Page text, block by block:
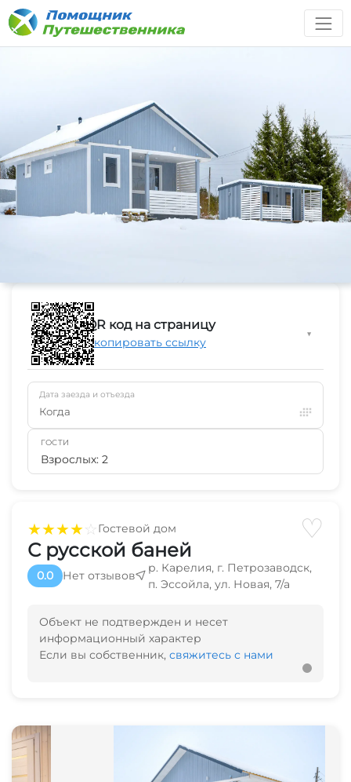
★★★★☆Гостевой дом ♡
С русской баней
0.0 Нет отзывов
р. Карелия, г. Петрозаводск,
п. Эссойла, ул. Новая, 7/а
Объект не подтвержден и несет
информационный характер
Если вы собственник, свяжитесь с нами
QR код на страницу
Скопировать ссылку
▼
Дата заезда и отъезда
Когда
ГОСТИ
Взрослых: 2